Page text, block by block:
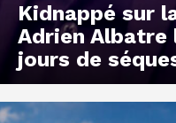
Kidnappé sur
Adrien Albatre
jours de